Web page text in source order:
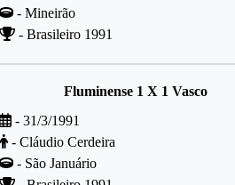
- Mineirão
- Brasileiro 1991
Fluminense 1 X 1 Vasco
- 31/3/1991
- Cláudio Cerdeira
- São Januário